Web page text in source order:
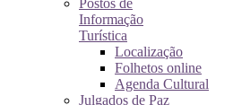
Postos de
Informação
Turística
Localização
Folhetos online
Agenda Cultural
Julgados de Paz